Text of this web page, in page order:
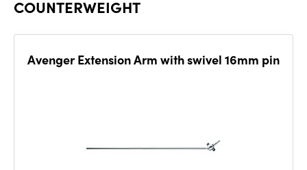
COUNTERWEIGHT
Avenger Extension Arm with swivel 16mm pin